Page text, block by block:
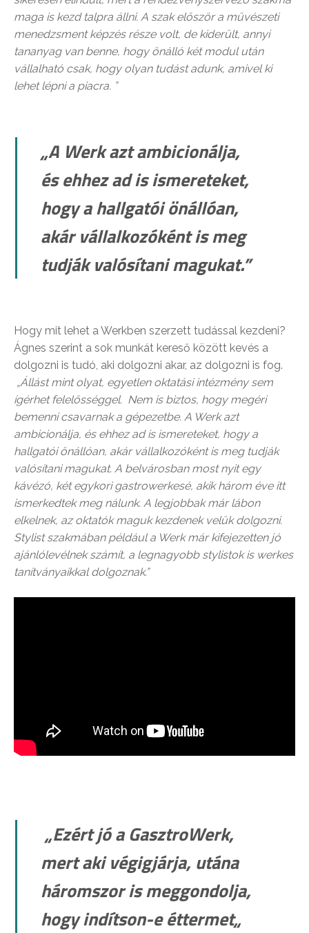
maga is kezd talpra állni. A szak először a művészeti
menedzsment képzés része volt, de kiderült, annyi
tananyag van benne, hogy önálló két modul után
vállalható csak, hogy olyan tudást adunk, amivel ki
lehet lépni a piacra. ”
„A Werk azt ambicionálja,
és ehhez ad is ismereteket,
hogy a hallgatói önállóan,
akár vállalkozóként is meg
tudják valósítani magukat.”
Hogy mit lehet a Werkben szerzett tudással kezdeni?
Ágnes szerint a sok munkát kereső között kevés a
dolgozni is tudó, aki dolgozni akar, az dolgozni is fog.
„Állást mint olyat, egyetlen oktatási intézmény sem
ígérhet felelősséggel. Nem is biztos, hogy megéri
bemenni csavarnak a gépezetbe. A Werk azt
ambicionálja, és ehhez ad is ismereteket, hogy a
hallgatói önállóan, akár vállalkozóként is meg tudják
valósítani magukat. A belvárosban most nyit egy
kávézó, két egykori gastrowerkesé, akik három éve itt
ismerkedtek meg nálunk. A legjobbak már lábon
elkelnek, az oktatók maguk kezdenek velük dolgozni.
Stylist szakmában például a Werk már kifejezetten jó
ajánlólevélnek számít, a legnagyobb stylistok is werkes
tanítványaikkal dolgoznak.”
„Ezért jó a GasztroWerk,
mert aki végigjárja, utána
háromszor is meggondolja,
hogy indítson-e éttermet„